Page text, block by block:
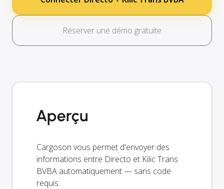
Réserver une démo gratuite
Aperçu
Cargoson vous permet d'envoyer des
informations entre Directo et Kilic Trans
BVBA automatiquement — sans code
requis.